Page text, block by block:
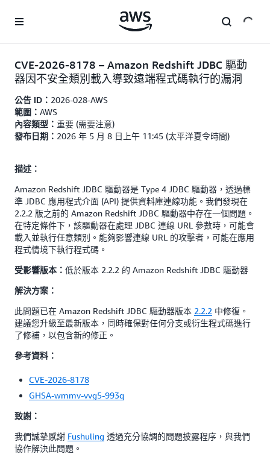
CVE-2026-8178 – Amazon Redshift JDBC 驅動
器因不安全類別載入導致遠端程式碼執行的漏洞
公告 ID： 2026-028-AWS
範圍： AWS
內容類型： 重要 (需要注意)
發布日期： 2026 年 5 月 8 日上午 11:45 (太平洋夏令時間)
描述：
Amazon Redshift JDBC 驅動器是 Type 4 JDBC 驅動器，透過標
準 JDBC 應用程式介面 (API) 提供資料庫連線功能。我們發現在
2.2.2 版之前的 Amazon Redshift JDBC 驅動器中存在一個問題。
在特定條件下，該驅動器在處理 JDBC 連線 URL 參數時，可能會
載入並執行任意類別。能夠影響連線 URL 的攻擊者，可能在應用
程式情境下執行程式碼。
受影響版本： 低於版本 2.2.2 的 Amazon Redshift JDBC 驅動器
解決方案：
此問題已在 Amazon Redshift JDBC 驅動器版本 2.2.2 中修復。
建議您升級至最新版本，同時確保對任何分支或衍生程式碼進行
了修補，以包含新的修正。
參考資料：
CVE-2026-8178
GHSA-wmmv-vvg5-993q
致謝：
我們誠摯感謝 Fushuling 透過充分協調的問題披露程序，與我們
協作解決此問題。